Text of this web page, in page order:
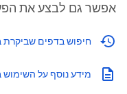
אפשר גם לבצע את
חיפוש בדפים
מידע נוסף על השימוש